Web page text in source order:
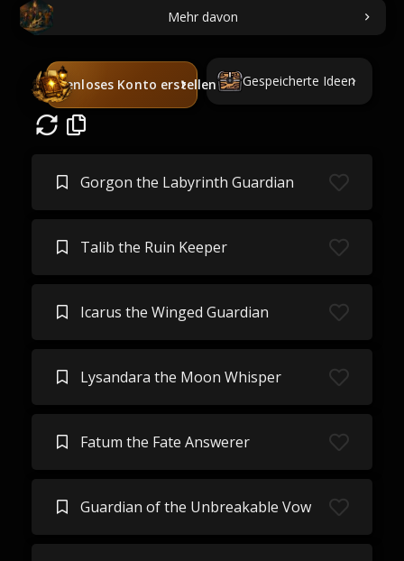
Mehr davon
Kostenloses Konto erstellen Gespeicherte Ideen
Gorgon the Labyrinth Guardian
Talib the Ruin Keeper
Icarus the Winged Guardian
Lysandara the Moon Whisper
Fatum the Fate Answerer
Guardian of the Unbreakable Vow